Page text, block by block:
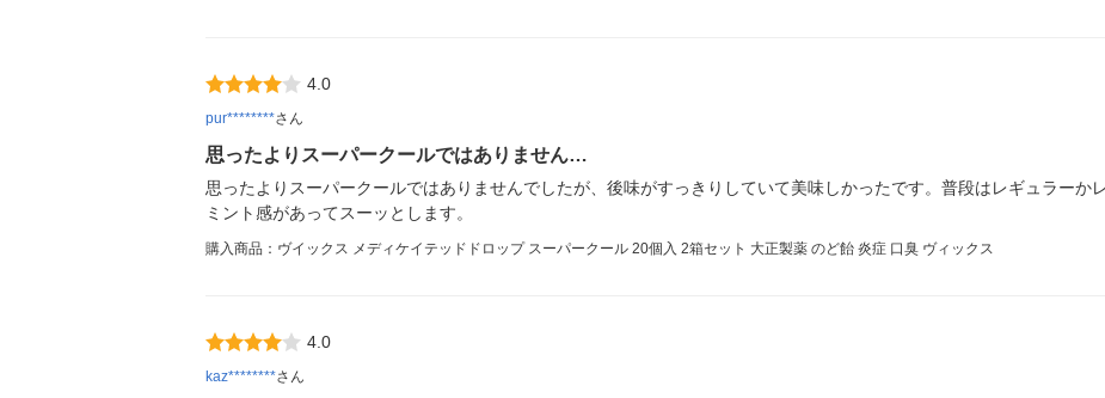
4.0
pur********さん
思ったよりスーパークールではありません…
思ったよりスーパークールではありませんでしたが、後味がすっきりしていて美味しかったです。普段はレギュラーか
ミント感があってスーッとします。
購入商品：ヴイックス メディケイテッドドロップ スーパークール 20個入 2箱セット 大正製薬 のど飴 炎症 口臭 ヴィックス
4.0
kaz********さん